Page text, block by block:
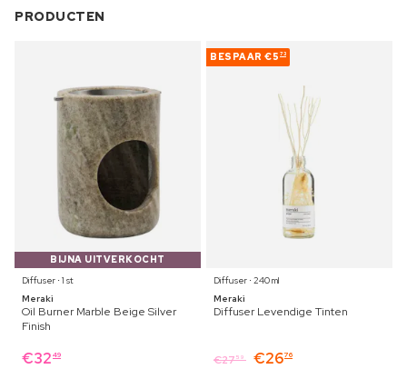
PRODUCTEN
BIJNA UITVERKOCHT
Diffuser ⋅ 1 st
Meraki
Oil Burner Marble Beige Silver
Finish
€32 49
BESPAAR €5 73
Diffuser ⋅ 240 ml
Meraki
Diffuser Levendige Tinten
€2759 €2676